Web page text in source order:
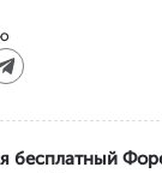
бесплатный